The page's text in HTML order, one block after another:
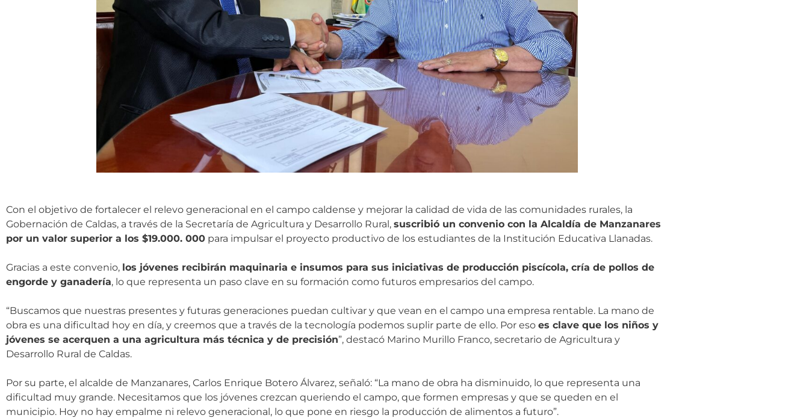
Con el objetivo de fortalecer el relevo generacional en el campo caldense y mejorar la calidad de vida de las comunidades rurales, la
Gobernación de Caldas, a través de la Secretaría de Agricultura y Desarrollo Rural, suscribió un convenio con la Alcaldía de Manzanares
por un valor superior a los $19.000. 000 para impulsar el proyecto productivo de los estudiantes de la Institución Educativa Llanadas.
Gracias a este convenio, los jóvenes recibirán maquinaria e insumos para sus iniciativas de producción piscícola, cría de pollos de
engorde y ganadería, lo que representa un paso clave en su formación como futuros empresarios del campo.
“Buscamos que nuestras presentes y futuras generaciones puedan cultivar y que vean en el campo una empresa rentable. La mano de
obra es una dificultad hoy en día, y creemos que a través de la tecnología podemos suplir parte de ello. Por eso es clave que los niños y
jóvenes se acerquen a una agricultura más técnica y de precisión”, destacó Marino Murillo Franco, secretario de Agricultura y
Desarrollo Rural de Caldas.
Por su parte, el alcalde de Manzanares, Carlos Enrique Botero Álvarez, señaló: “La mano de obra ha disminuido, lo que representa una
dificultad muy grande. Necesitamos que los jóvenes crezcan queriendo el campo, que formen empresas y que se queden en el
municipio. Hoy no hay empalme ni relevo generacional, lo que pone en riesgo la producción de alimentos a futuro”.